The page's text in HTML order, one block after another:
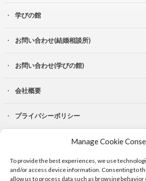
Manage Cookie
To provide the best experiences, we use
and/or access device information. Consenting to
allow us to process data such as browsing
学びの館
お問い合わせ(結婚相談所)
お問い合わせ(学びの館)
会社概要
プライバシーポリシー
Lit.Link